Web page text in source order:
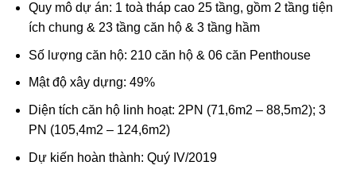
Quy mô dự án: 1 toà tháp cao 25 tầng, gồm 2 tầng tiện
ích chung & 23 tầng căn hộ & 3 tầng hầm
Số lượng căn hộ: 210 căn hộ & 06 căn Penthouse
Mật độ xây dựng: 49%
Diện tích căn hộ linh hoạt: 2PN (71,6m2 – 88,5m2); 3
PN (105,4m2 – 124,6m2)
Dự kiến hoàn thành: Quý IV/2019